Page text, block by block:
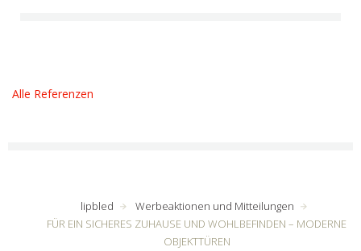
Alle Referenzen
lipbled
Werbeaktionen und Mitteilungen
FÜR EIN SICHERES ZUHAUSE UND WOHLBEFINDEN – MODERNE
OBJEKTTÜREN